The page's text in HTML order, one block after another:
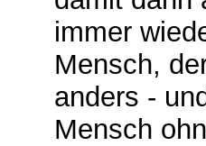
immer
Mensch,
anders -
Mensch